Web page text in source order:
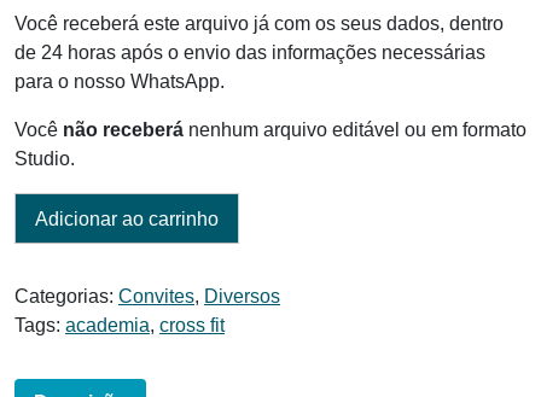
era:
R$ 10,00.
é:
R$ 8,00.
Você receberá este arquivo já com os seus dados, dentro
de 24 horas após o envio das informações necessárias
para o nosso WhatsApp.
Você não receberá nenhum arquivo editável ou em formato
Studio.
Adicionar ao carrinho
Categorias: Convites, Diversos
Tags: academia, cross fit